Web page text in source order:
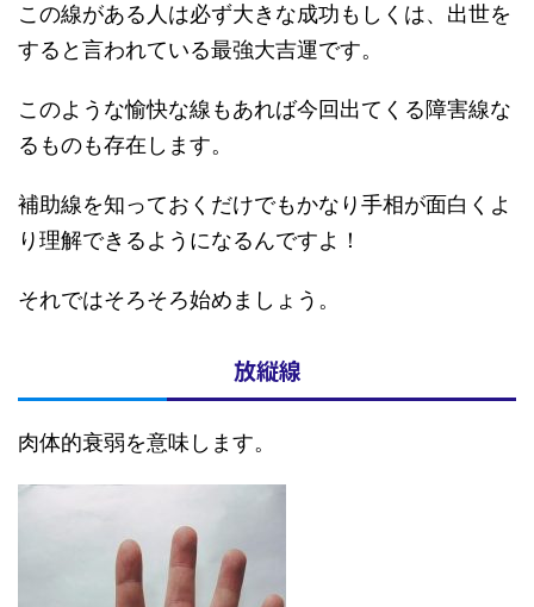
この線がある人は必ず大きな成功もしくは、出世を
すると言われている最強大吉運です。
このような愉快な線もあれば今回出てくる障害線な
るものも存在します。
補助線を知っておくだけでもかなり手相が面白くよ
り理解できるようになるんですよ！
それではそろそろ始めましょう。
放縦線
肉体的衰弱を意味します。